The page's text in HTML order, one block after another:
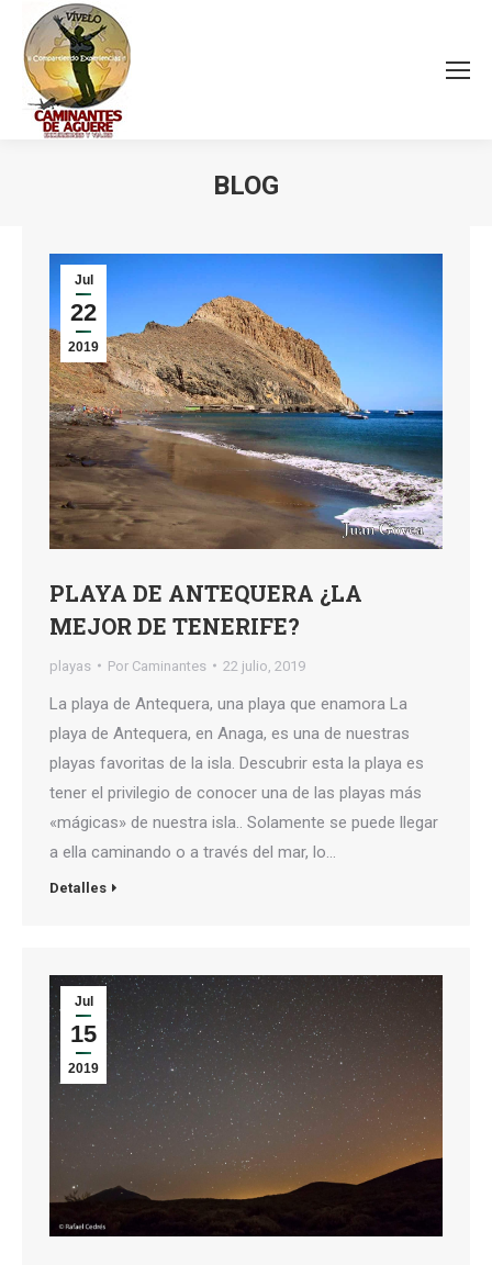
BLOG
Jul
22
2019
PLAYA DE ANTEQUERA ¿LA
MEJOR DE TENERIFE?
playas Por Caminantes 22 julio, 2019
La playa de Antequera, una playa que enamora La
playa de Antequera, en Anaga, es una de nuestras
playas favoritas de la isla. Descubrir esta la playa es
tener el privilegio de conocer una de las playas más
«mágicas» de nuestra isla.. Solamente se puede llegar
a ella caminando o a través del mar, lo…
Detalles
Jul
15
2019